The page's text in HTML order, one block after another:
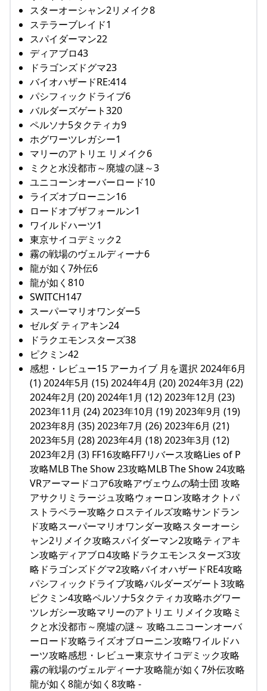
スターオーシャン2リメイク8
ステラーブレイド1
スパイダーマン22
ディアブロ43
ドラゴンズドグマ23
バイオハザードRE:414
パシフィックドライブ6
バルダーズゲート320
ペルソナ5タクティカ9
ホグワーツレガシー1
マリーのアトリエ リメイク6
ミクと水没都市～廃墟の謎～3
ユニコーンオーバーロード10
ライズオブローニン16
ロードオブザフォールン1
ワイルドハーツ1
東京サイコデミック2
霧の戦場のヴェルディーナ6
龍が如く7外伝6
龍が如く810
SWITCH147
スーパーマリオワンダー5
ゼルダ ティアキン24
ドラクエモンスターズ38
ピクミン42
感想・レビュー15 アーカイブ 月を選択 2024年6月
(1) 2024年5月 (15) 2024年4月 (20) 2024年3月 (22)
2024年2月 (20) 2024年1月 (12) 2023年12月 (23)
2023年11月 (24) 2023年10月 (19) 2023年9月 (19)
2023年8月 (35) 2023年7月 (26) 2023年6月 (21)
2023年5月 (28) 2023年4月 (18) 2023年3月 (12)
2023年2月 (3) FF16攻略FF7リバース攻略Lies of P
攻略MLB The Show 23攻略MLB The Show 24攻略
VRアーマードコア6攻略アヴェウムの騎士団 攻略
アサクリミラージュ攻略ウォーロン攻略オクトパ
ストラベラー攻略クロステイルズ攻略サンドラン
ド攻略スーパーマリオワンダー攻略スターオーシ
ャン2リメイク攻略スパイダーマン2攻略ティアキ
ン攻略ディアブロ4攻略ドラクエモンスターズ3攻
略ドラゴンズドグマ2攻略バイオハザードRE4攻略
パシフィックドライブ攻略バルダーズゲート3攻略
ピクミン4攻略ペルソナ5タクティカ攻略ホグワー
ツレガシー攻略マリーのアトリエ リメイク攻略ミ
クと水没都市～廃墟の謎～ 攻略ユニコーンオーバ
ーロード攻略ライズオブローニン攻略ワイルドハ
ーツ攻略感想・レビュー東京サイコデミック攻略
霧の戦場のヴェルディーナ攻略龍が如く7外伝攻略
龍が如く8龍が如く8攻略 -